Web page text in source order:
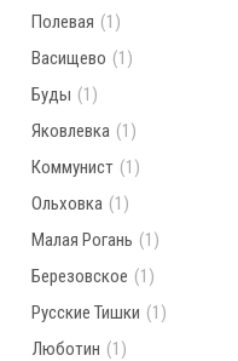
Полевая (1)
Васищево (1)
Буды (1)
Яковлевка (1)
Коммунист (1)
Ольховка (1)
Малая Рогань (1)
Березовское (1)
Русские Тишки (1)
Люботин (1)